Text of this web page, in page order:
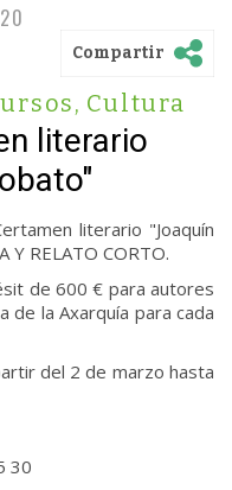
Compartir
, Cultura
literario
literario "Joaquín
Y RELATO CORTO.
de 600 € para autores
de la Axarquía para cada
del 2 de marzo hasta
30